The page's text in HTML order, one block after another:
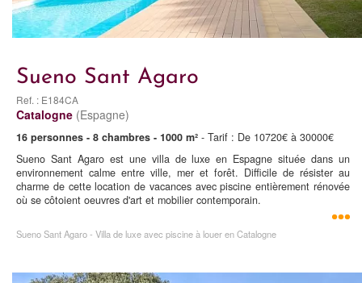
Sueno Sant Agaro
Ref. : E184CA
Catalogne (Espagne)
16 personnes - 8 chambres - 1000 m² - Tarif : De 10720€ à 30000€
Sueno Sant Agaro est une villa de luxe en Espagne située dans un
environnement calme entre ville, mer et forêt. Difficile de résister au
charme de cette location de vacances avec piscine entièrement rénovée
où se côtoient oeuvres d'art et mobilier contemporain.
Sueno Sant Agaro - Villa de luxe avec piscine à louer en Catalogne